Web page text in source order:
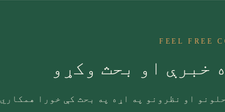
FEEL FREE
خبرې او بحث وکړو
او نظرونو په اړه په بحث کې خورا همکاري